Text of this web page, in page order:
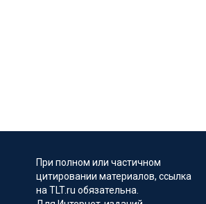
При полном или частичном
цитировании материалов, ссылка
на TLT.ru обязательна.